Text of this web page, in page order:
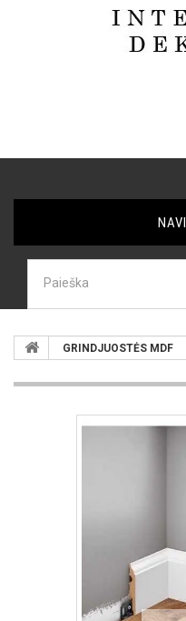
GRINDJUOSTĖS MDF